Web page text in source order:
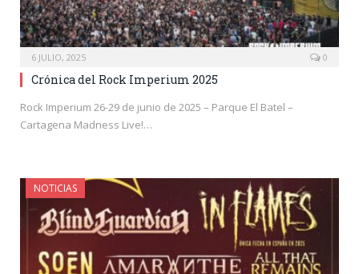
6 JULIO, 2025 0
Crónica del Rock Imperium 2025
Rock Imperium 26-29 de junio de 2025 – Parque El Batel –
Cartagena Madness Live!…
NOTICIAS